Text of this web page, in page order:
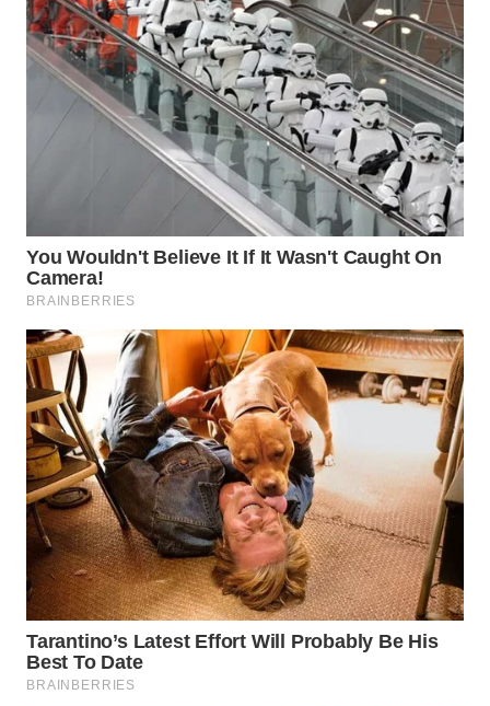
WN
TEBING
TINGGI
WN
PAKPAK
WN
BEKASI
WN
BOGOR
WN
DEPOK
WN
TAPANULI
UTARA
WN
SAMOSIR